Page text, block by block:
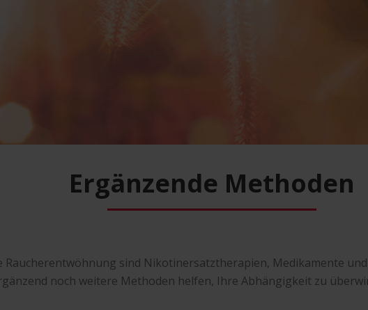
Ergänzende Methoden
Raucherentwöhnung sind Nikotinersatztherapien, Medikamente
noch weitere Methoden helfen, Ihre Abhängigkeit zu